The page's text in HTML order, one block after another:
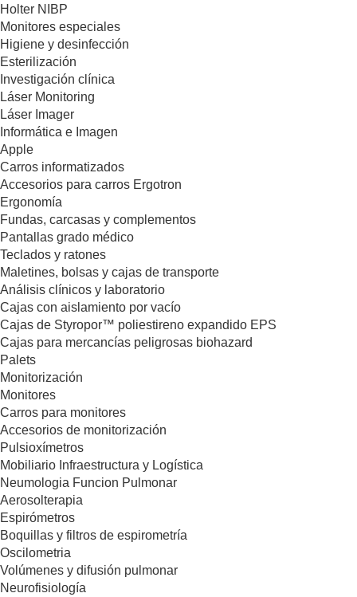
Holter NIBP
Monitores especiales
Higiene y desinfección
Esterilización
Investigación clínica
Láser Monitoring
Láser Imager
Informática e Imagen
Apple
Carros informatizados
Accesorios para carros Ergotron
Ergonomía
Fundas, carcasas y complementos
Pantallas grado médico
Teclados y ratones
Maletines, bolsas y cajas de transporte
Análisis clínicos y laboratorio
Cajas con aislamiento por vacío
Cajas de Styropor™ poliestireno expandido EPS
Cajas para mercancías peligrosas biohazard
Palets
Monitorización
Monitores
Carros para monitores
Accesorios de monitorización
Pulsioxímetros
Mobiliario Infraestructura y Logística
Neumologia Funcion Pulmonar
Aerosolterapia
Espirómetros
Boquillas y filtros de espirometría
Oscilometria
Volúmenes y difusión pulmonar
Neurofisiología